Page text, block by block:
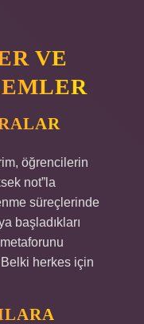
VE
öğrencilerin
not”la
süreçlerinde
başladıkları
herkes için